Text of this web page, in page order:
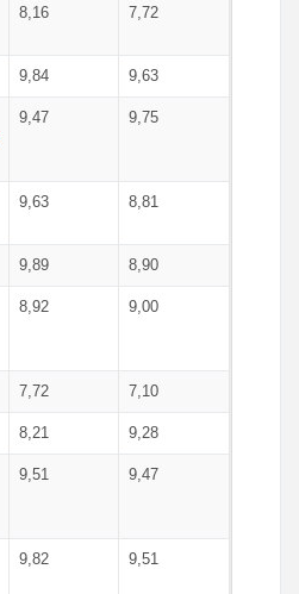
8,16 7,72
9,84 9,63
9,47 9,75
9,63 8,81
9,89 8,90
8,92 9,00
7,72 7,10
8,21 9,28
9,51 9,47
9,82 9,51